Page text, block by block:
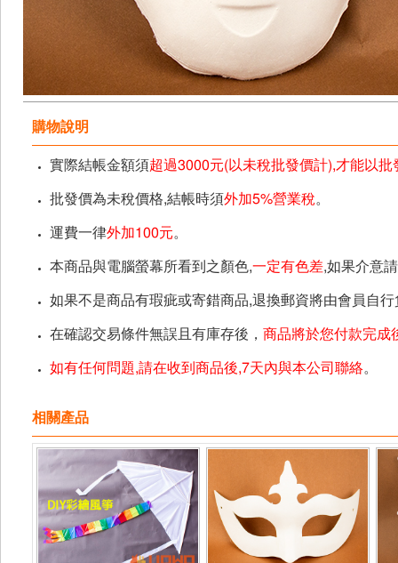
購物說明
實際結帳金額須超過3000元(以未稅批發價計),才能以批
批發價為未稅價格,結帳時須外加5%營業稅。
運費一律外加100元。
本商品與電腦螢幕所看到之顏色,一定有色差,如果介意
如果不是商品有瑕疵或寄錯商品,退換郵資將由會員自行
在確認交易條件無誤且有庫存後， 商品將於您付款完成
如有任何問題,請在收到商品後,7天內與本公司聯絡。
相關產品